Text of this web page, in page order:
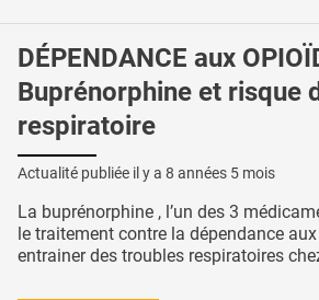
DÉPENDANCE aux
Buprénorphine et risque
respiratoire
Actualité publiée il y a 8 années 5 mois
La buprénorphine , l’un des 3
le traitement contre la dépendance
entrainer des troubles respiratoires